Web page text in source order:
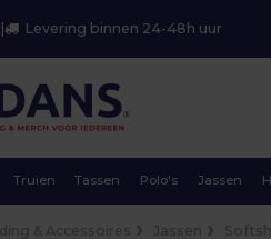
Levering binnen 24-48h uur
Truien Tassen Polo's Jassen